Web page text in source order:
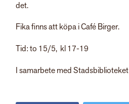
det.
Fika finns att köpa i Café Birger.
Tid: to 15/5, kl 17-19
I samarbete med Stadsbiblioteket